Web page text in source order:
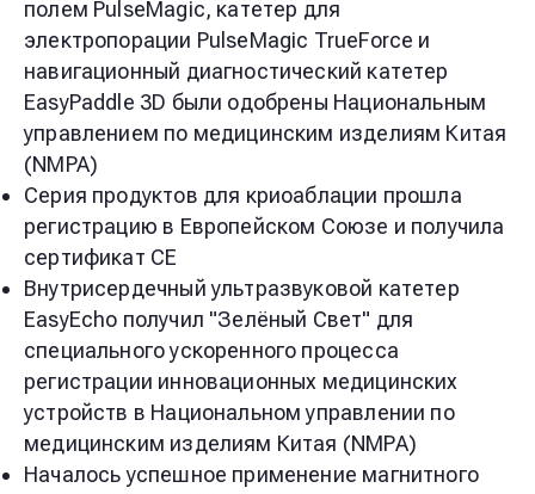
полем PulseMagic, катетер для
электропорации PulseMagic TrueForce и
навигационный диагностический катетер
EasyPaddle 3D были одобрены Национальным
управлением по медицинским изделиям Китая
(NMPA)
Серия продуктов для криоаблации прошла
регистрацию в Европейском Союзе и получила
сертификат CE
Внутрисердечный ультразвуковой катетер
EasyEcho получил "Зелёный Свет" для
специального ускоренного процесса
регистрации инновационных медицинских
устройств в Национальном управлении по
медицинским изделиям Китая (NMPA)
Началось успешное применение магнитного